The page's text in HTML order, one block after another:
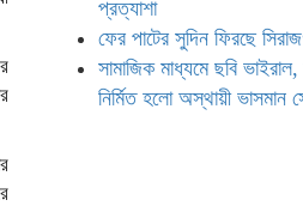
প্রত্যাশা
ফের পাটের সুদিন ফিরছে
সামাজিক মাধ্যমে ছবি
নির্মিত হলো অস্থায়ী ভাসমান